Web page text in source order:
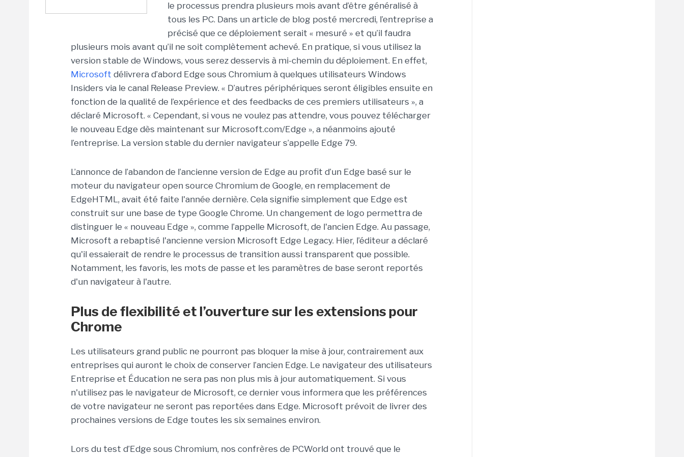
le processus prendra plusieurs mois avant d’être généralisé à
tous les PC. Dans un article de blog posté mercredi, l’entreprise a
précisé que ce déploiement serait « mesuré » et qu’il faudra
plusieurs mois avant qu’il ne soit complètement achevé. En pratique, si vous utilisez la
version stable de Windows, vous serez desservis à mi-chemin du déploiement. En effet,
Microsoft délivrera d’abord Edge sous Chromium à quelques utilisateurs Windows
Insiders via le canal Release Preview. « D’autres périphériques seront éligibles ensuite en
fonction de la qualité de l’expérience et des feedbacks de ces premiers utilisateurs », a
déclaré Microsoft. « Cependant, si vous ne voulez pas attendre, vous pouvez télécharger
le nouveau Edge dès maintenant sur Microsoft.com/Edge », a néanmoins ajouté
l’entreprise. La version stable du dernier navigateur s’appelle Edge 79.
L’annonce de l’abandon de l’ancienne version de Edge au profit d’un Edge basé sur le
moteur du navigateur open source Chromium de Google, en remplacement de
EdgeHTML, avait été faite l'année dernière. Cela signifie simplement que Edge est
construit sur une base de type Google Chrome. Un changement de logo permettra de
distinguer le « nouveau Edge », comme l’appelle Microsoft, de l'ancien Edge. Au passage,
Microsoft a rebaptisé l'ancienne version Microsoft Edge Legacy. Hier, l’éditeur a déclaré
qu'il essaierait de rendre le processus de transition aussi transparent que possible.
Notamment, les favoris, les mots de passe et les paramètres de base seront reportés
d'un navigateur à l'autre.
Plus de flexibilité et l’ouverture sur les extensions pour
Chrome
Les utilisateurs grand public ne pourront pas bloquer la mise à jour, contrairement aux
entreprises qui auront le choix de conserver l’ancien Edge. Le navigateur des utilisateurs
Entreprise et Éducation ne sera pas non plus mis à jour automatiquement. Si vous
n'utilisez pas le navigateur de Microsoft, ce dernier vous informera que les préférences
de votre navigateur ne seront pas reportées dans Edge. Microsoft prévoit de livrer des
prochaines versions de Edge toutes les six semaines environ.
Lors du test d’Edge sous Chromium, nos confrères de PCWorld ont trouvé que le